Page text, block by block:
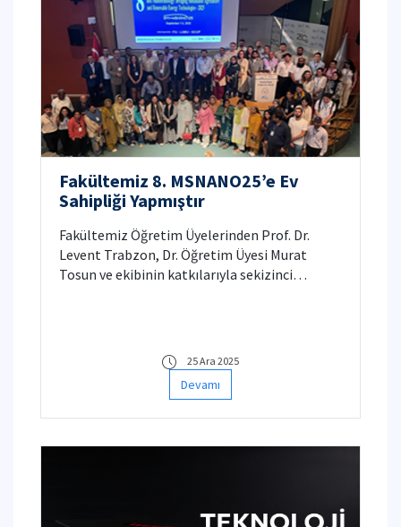
Fakültemiz 8. MSNANO25’e Ev
Sahipliği Yapmıştır
Fakültemiz Öğretim Üyelerinden Prof. Dr.
Levent Trabzon, Dr. Öğretim Üyesi Murat
Tosun ve ekibinin katkılarıyla sekizinci
25 Ara 2025
Devamı